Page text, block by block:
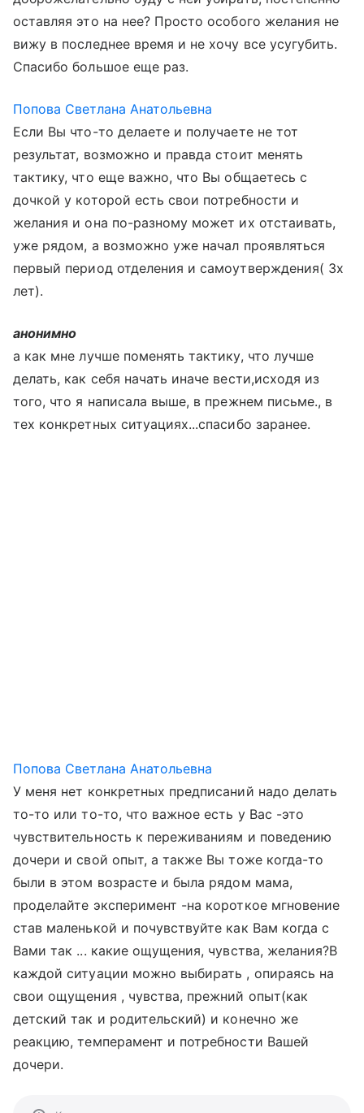
оставляя это на нее? Просто особого желания не
вижу в последнее время и не хочу все усугубить.
Спасибо большое еще раз.
Попова Светлана Анатольевна
Если Вы что-то делаете и получаете не тот
результат, возможно и правда стоит менять
тактику, что еще важно, что Вы общаетесь с
дочкой у которой есть свои потребности и
желания и она по-разному может их отстаивать,
уже рядом, а возможно уже начал проявляться
первый период отделения и самоутверждения( 3х
лет).
анонимно
а как мне лучше поменять тактику, что лучше
делать, как себя начать иначе вести,исходя из
того, что я написала выше, в прежнем письме., в
тех конкретных ситуациях...спасибо заранее.
Попова Светлана Анатольевна
У меня нет конкретных предписаний надо делать
то-то или то-то, что важное есть у Вас -это
чувствительность к переживаниям и поведению
дочери и свой опыт, а также Вы тоже когда-то
были в этом возрасте и была рядом мама,
проделайте эксперимент -на короткое мгновение
став маленькой и почувствуйте как Вам когда с
Вами так ... какие ощущения, чувства, желания?В
каждой ситуации можно выбирать , опираясь на
свои ощущения , чувства, прежний опыт(как
детский так и родительский) и конечно же
реакцию, темперамент и потребности Вашей
дочери.